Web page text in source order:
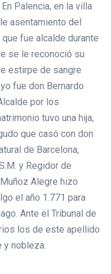
Palencia, en la villa
asentamiento del
fue alcalde durante
se le reconoció su
estirpe de sangre
fue don Bernardo
por los
tuvo una hija,
que casó con don
de Barcelona,
y Regidor de
Alegre hizo
el año 1.771 para
Ante el Tribunal de
los de este apellido
y nobleza.